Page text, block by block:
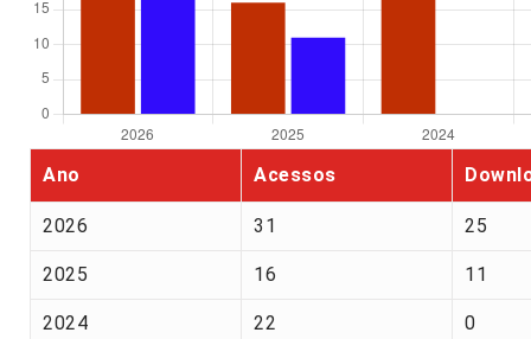
Ano Acessos
2026 31 25
2025 16 11
2024 22 0